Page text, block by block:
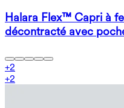
Halara Flex™ Capri à
décontracté avec
+2
+2